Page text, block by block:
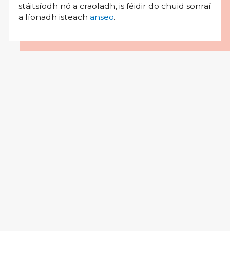
stáitsíodh nó a craoladh, is féidir do chuid sonraí
a líonadh isteach anseo.